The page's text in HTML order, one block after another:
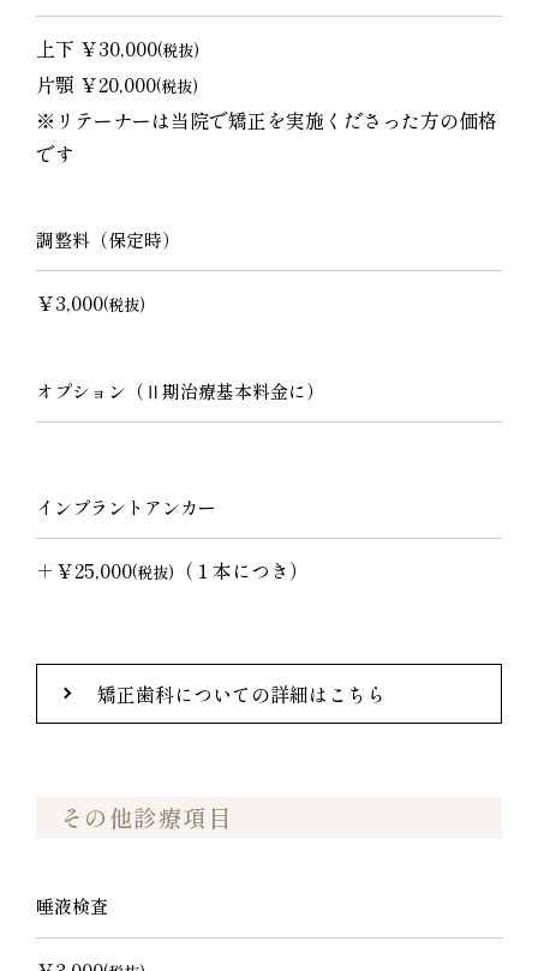
上下 ￥30,000(税抜)
片顎 ￥20,000(税抜)
※リテーナーは当院で矯正を実施くださった方の価格
です
調整料（保定時）
￥3,000(税抜)
オプション（Ⅱ期治療基本料金に）
インプラントアンカー
＋￥25,000(税抜) （１本につき）
矯正歯科についての詳細はこちら
その他診療項目
唾液検査